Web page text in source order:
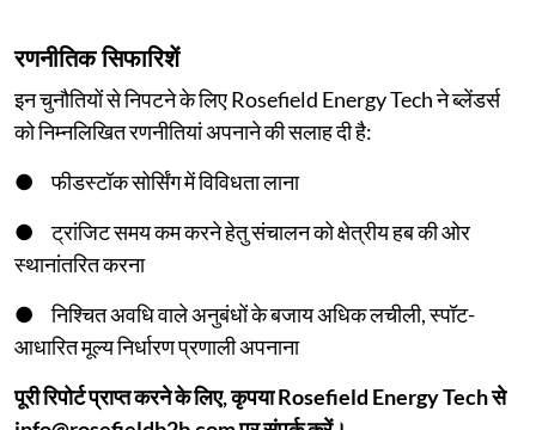
रणनीतिक सिफारिशें
इन चुनौतियों से निपटने के लिए Rosefield Energy Tech ने ब्लेंडर्स
को निम्नलिखित रणनीतियां अपनाने की सलाह दी है:
● फीडस्टॉक सोर्सिंग में विविधता लाना
● ट्रांजिट समय कम करने हेतु संचालन को क्षेत्रीय हब की ओर
स्थानांतरित करना
● निश्चित अवधि वाले अनुबंधों के बजाय अधिक लचीली, स्पॉट-
आधारित मूल्य निर्धारण प्रणाली अपनाना
पूरी रिपोर्ट प्राप्त करने के लिए, कृपया Rosefield Energy Tech से